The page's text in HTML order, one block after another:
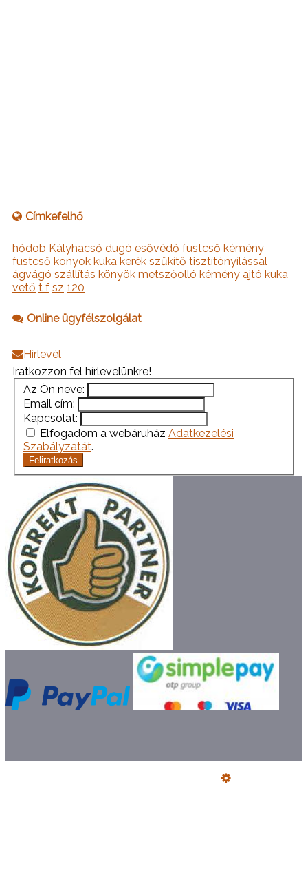
Címkefelhő
hődob Kályhacső dugó esővédő füstcső kémény
füstcső könyök kuka kerék szűkítő tisztítónyílással
ágvágó szállítás könyök metszőolló kémény ajtó kuka
vető t f sz 120
Online ügyfélszolgálat
Hírlevél
Iratkozzon fel hírlevelünkre!
Az Ön neve:
Email cím:
Kapcsolat:
Elfogadom a webáruház Adatkezelési
Szabályzatát.
Feliratkozás